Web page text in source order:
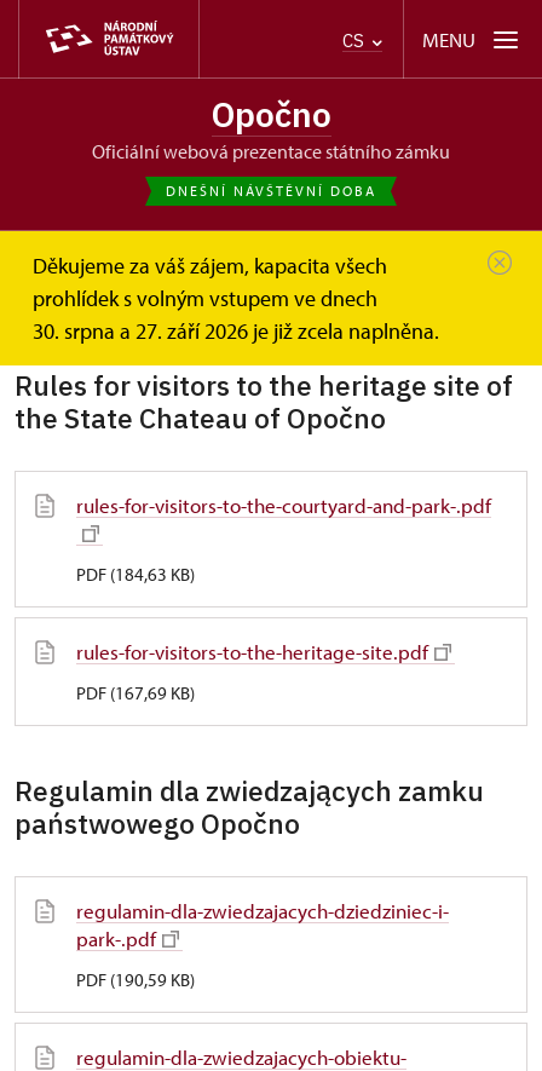
CS MENU
Opočno
oficiální webová prezentace státního zámku
DNEŠNÍ NÁVŠTĚVNÍ DOBA
Děkujeme za váš zájem, kapacita všech
prohlídek s volným vstupem ve dnech
30. srpna a 27. září 2026 je již zcela naplněna.
Opočno Informace pro návštěvníky
Návštěvní řád
Návštěvní řády cizojazyčné
Rules for visitors to the heritage site of
the State Chateau of Opočno
rules-for-visitors-to-the-courtyard-and-park-.pdf
PDF (184,63 KB)
rules-for-visitors-to-the-heritage-site.pdf
PDF (167,69 KB)
Regulamin dla zwiedzających zamku
państwowego Opočno
regulamin-dla-zwiedzajacych-dziedziniec-i-
park-.pdf
PDF (190,59 KB)
regulamin-dla-zwiedzajacych-obiektu-